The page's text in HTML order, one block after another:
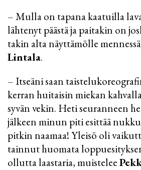
– Mulla on tapana kaatuilla
lähtenyt päästä ja paitakin on
takin alta näyttämölle
Lintala.
– Itseäni saan
kerran huitaisin miekan
syvän vekin. Heti seuranneen
jälkeen minun piti esittää
pitkin naamaa! Yleisö oli
tainnut huomata
ollutta laastaria, muistelee